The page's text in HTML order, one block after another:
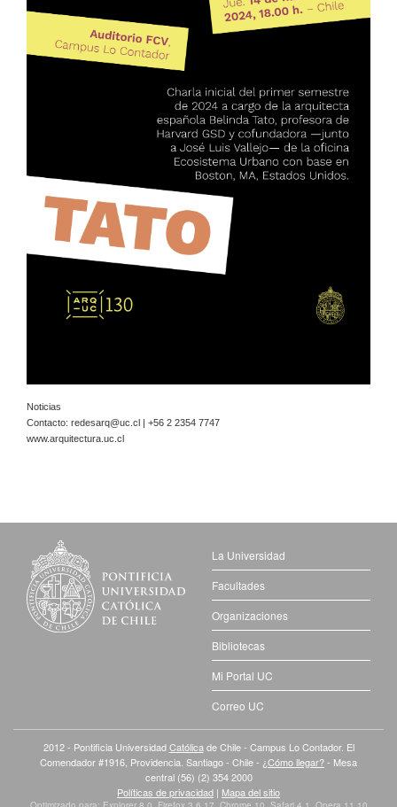
Noticias
Contacto: redesarq@uc.cl | +56 2 2354 7747
www.arquitectura.uc.cl
La Universidad
Facultades
Organizaciones
Bibliotecas
Mi Portal UC
Correo UC
2012 - Pontificia UniversidadCatólica de Chile - Campus Lo Contador. El
Comendador #1916, Providencia. Santiago - Chile - ¿Cómo llegar?- Mesa
central (56) (2) 354 2000
Políticas de privacidad | Mapa del sitio